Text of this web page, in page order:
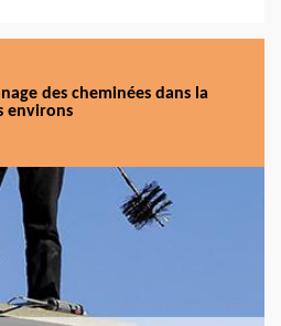
des cheminées dans la
environs